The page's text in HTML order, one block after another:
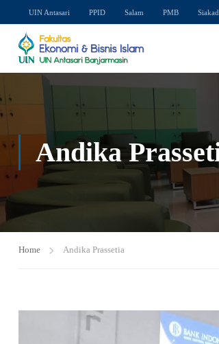
UIN Antasari PPID Salam PMB Siakad
Andika
Home Andika Prassetia